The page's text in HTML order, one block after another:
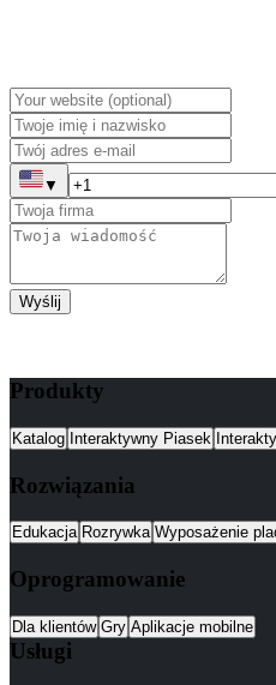
▼
Wyślij
Produkty
Katalog Interaktywny Piasek
Rozwiązania
Edukacja Rozrywka Wyposażenie
Oprogramowanie
Dla klientów Gry Aplikacje mobilne
Usługi